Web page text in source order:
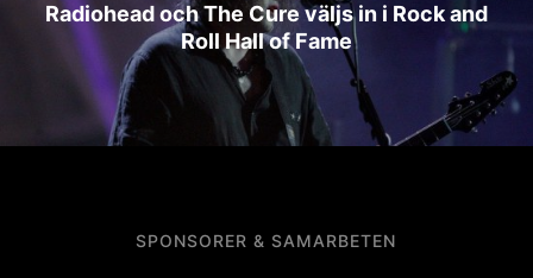
Radiohead och The Cure väljs in i Rock and
Roll Hall of Fame
SPONSORER & SAMARBETEN